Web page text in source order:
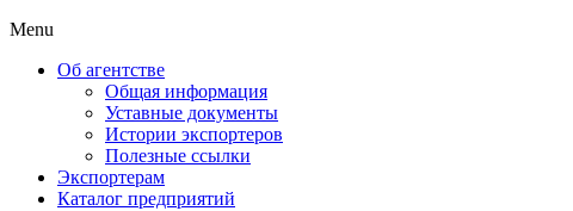
Menu
Об агентстве
Общая информация
Уставные документы
Истории экспортеров
Полезные ссылки
Экспортерам
Каталог предприятий